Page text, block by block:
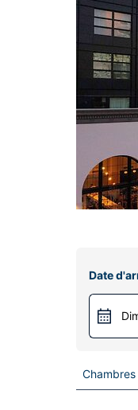
Date
Chambres